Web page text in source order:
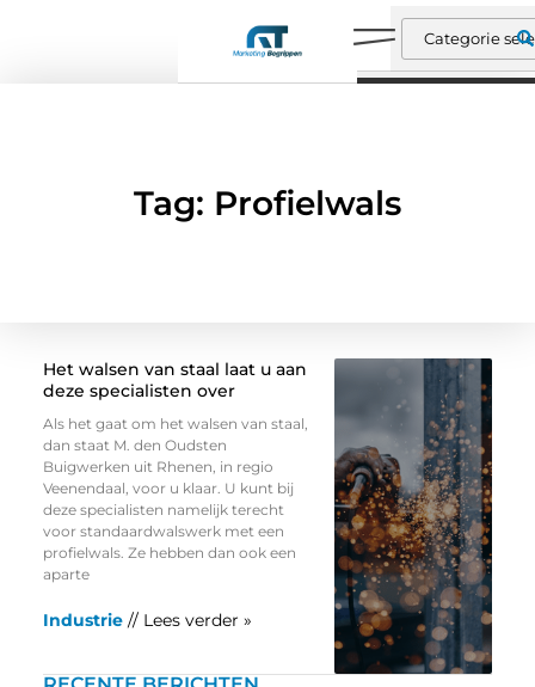
Tag: Profielwals
Het walsen van staal laat u aan
deze specialisten over
Als het gaat om het walsen van staal,
dan staat M. den Oudsten
Buigwerken uit Rhenen, in regio
Veenendaal, voor u klaar. U kunt bij
deze specialisten namelijk terecht
voor standaardwalswerk met een
profielwals. Ze hebben dan ook een
aparte
Industrie // Lees verder »